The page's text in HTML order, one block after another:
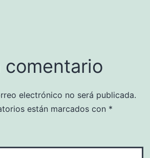
comentario
electrónico no será publicada.
están marcados con *